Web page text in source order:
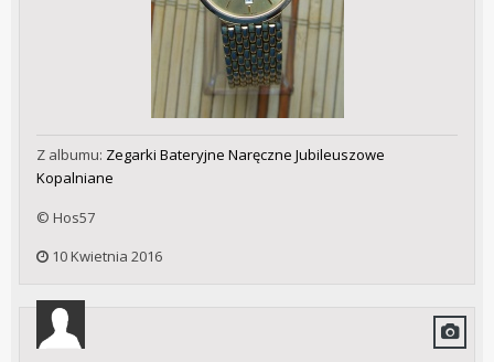
Z albumu: Zegarki Bateryjne Naręczne Jubileuszowe
Kopalniane
© Hos57
10 Kwietnia 2016